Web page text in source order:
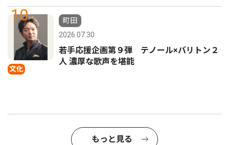
10
文化
町田
2026.07.30
若手応援企画第９弾 テノール×バリトン２
人 濃厚な歌声を堪能
もっと見る